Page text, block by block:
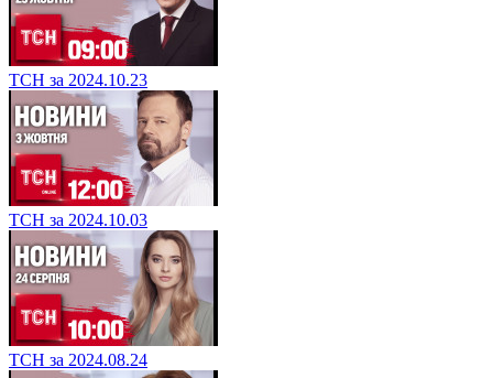
ТСН за 2024.10.23
ТСН за 2024.10.03
ТСН за 2024.08.24